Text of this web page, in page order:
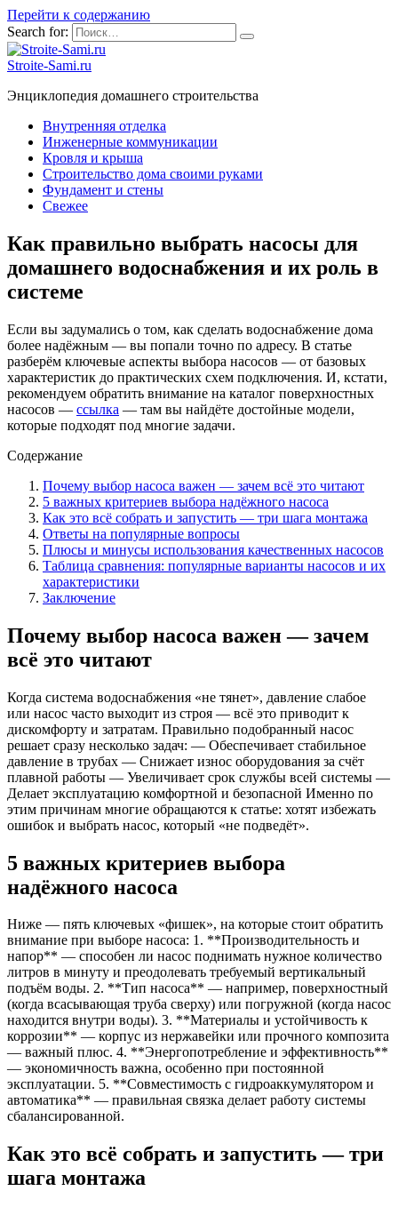
Перейти к содержанию
Search for:
Stroite-Sami.ru
Энциклопедия домашнего строительства
Внутренняя отделка
Инженерные коммуникации
Кровля и крыша
Строительство дома своими руками
Фундамент и стены
Свежее
Как правильно выбрать насосы для
домашнего водоснабжения и их роль в
системе
Если вы задумались о том, как сделать водоснабжение дома
более надёжным — вы попали точно по адресу. В статье
разберём ключевые аспекты выбора насосов — от базовых
характеристик до практических схем подключения. И, кстати,
рекомендуем обратить внимание на каталог поверхностных
насосов — ссылка — там вы найдёте достойные модели,
которые подходят под многие задачи.
Содержание
Почему выбор насоса важен — зачем всё это читают
5 важных критериев выбора надёжного насоса
Как это всё собрать и запустить — три шага монтажа
Ответы на популярные вопросы
Плюсы и минусы использования качественных насосов
Таблица сравнения: популярные варианты насосов и их
характеристики
Заключение
Почему выбор насоса важен — зачем
всё это читают
Когда система водоснабжения «не тянет», давление слабое
или насос часто выходит из строя — всё это приводит к
дискомфорту и затратам. Правильно подобранный насос
решает сразу несколько задач: — Обеспечивает стабильное
давление в трубах — Снижает износ оборудования за счёт
плавной работы — Увеличивает срок службы всей системы —
Делает эксплуатацию комфортной и безопасной Именно по
этим причинам многие обращаются к статье: хотят избежать
ошибок и выбрать насос, который «не подведёт».
5 важных критериев выбора
надёжного насоса
Ниже — пять ключевых «фишек», на которые стоит обратить
внимание при выборе насоса: 1. **Производительность и
напор** — способен ли насос поднимать нужное количество
литров в минуту и преодолевать требуемый вертикальный
подъём воды. 2. **Тип насоса** — например, поверхностный
(когда всасывающая труба сверху) или погружной (когда насос
находится внутри воды). 3. **Материалы и устойчивость к
коррозии** — корпус из нержавейки или прочного композита
— важный плюс. 4. **Энергопотребление и эффективность**
— экономичность важна, особенно при постоянной
эксплуатации. 5. **Совместимость с гидроаккумулятором и
автоматика** — правильная связка делает работу системы
сбалансированной.
Как это всё собрать и запустить — три
шага монтажа